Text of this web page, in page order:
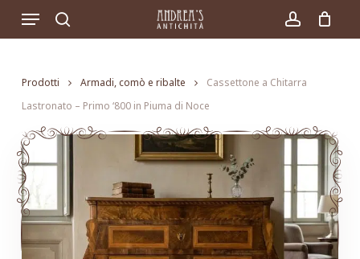
search account
Menu
Prodotti Armadi, comò e ribalte
Cassettone a Chitarra
Lastronato – Primo ‘800 in Piuma di Noce